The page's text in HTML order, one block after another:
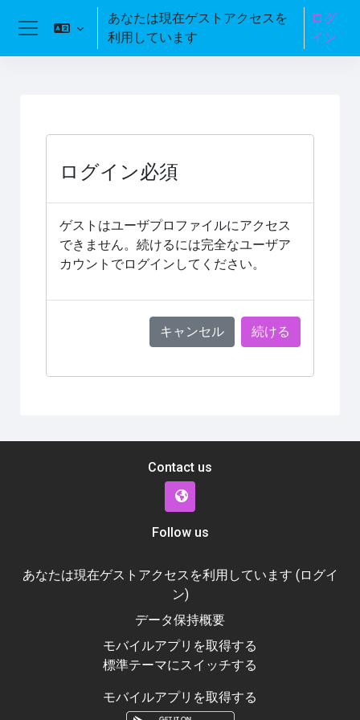
メインコンテンツへスキップする
サイドパネル
あなたは現在ゲストアクセスを
利用しています
ログ
イン
ログイン必須
ゲストはユーザプロファイルにアクセス
できません。続けるには完全なユーザア
カウントでログインしてください。
キャンセル 続ける
Contact us
Follow us
あなたは現在ゲストアクセスを利用しています (ログイ
ン)
データ保持概要
モバイルアプリを取得する
標準テーマにスイッチする
モバイルアプリを取得する